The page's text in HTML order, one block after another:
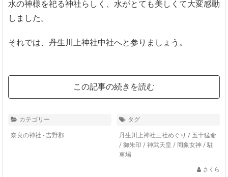
水の神様を祀る神社らしく、水がとても美しくて大変感動
しました。
それでは、丹生川上神社中社へと参りましょう。
この記事の続きを読む
カテゴリー
奈良の神社 - 吉野郡
タグ
丹生川上神社三社めぐり / 五十猛命
/ 御朱印 / 神武天皇 / 罔象女神 / 駐
車場
さくら